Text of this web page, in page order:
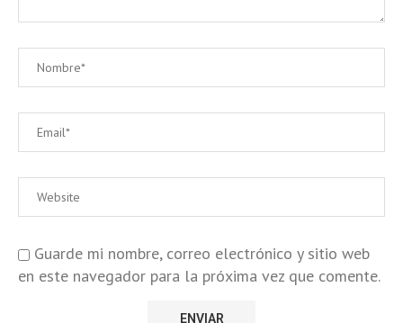
Guarde mi nombre, correo electrónico y sitio web
en este navegador para la próxima vez que comente.